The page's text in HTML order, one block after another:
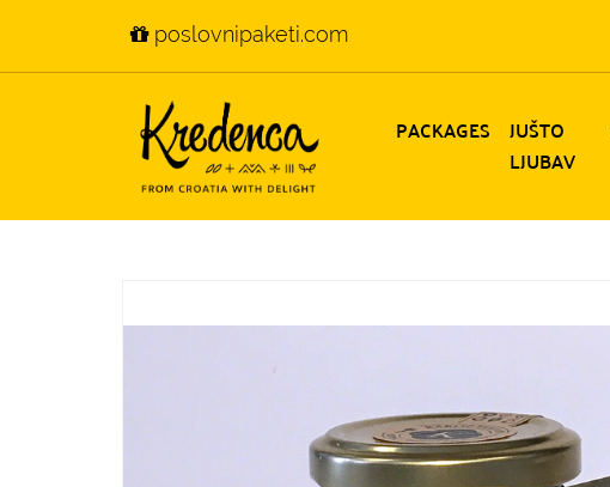
poslovnipaketi.com
PACKAGES JUŠTO
LJUBAV